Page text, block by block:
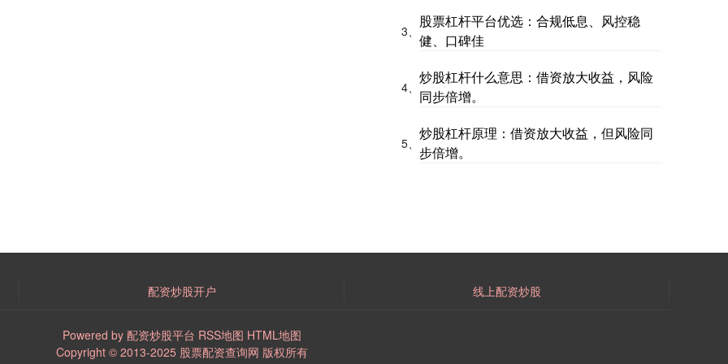
3、
股票杠杆平台优选：合规低息、风控稳
健、口碑佳
4、
炒股杠杆什么意思：借资放大收益，风险
同步倍增。
5、
炒股杠杆原理：借资放大收益，但风险同
步倍增。
配资炒股开户 线上配资炒股
Powered by 配资炒股平台 RSS地图 HTML地图
Copyright © 2013-2025 股票配资查询网 版权所有